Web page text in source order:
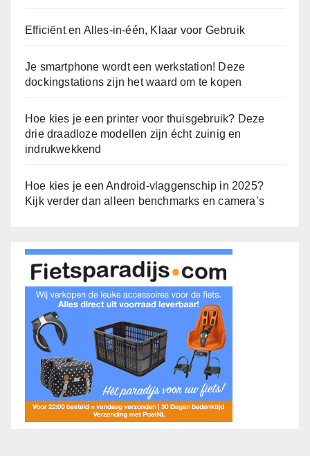
Efficiënt en Alles-in-één, Klaar voor Gebruik
Je smartphone wordt een werkstation! Deze
dockingstations zijn het waard om te kopen
Hoe kies je een printer voor thuisgebruik? Deze
drie draadloze modellen zijn écht zuinig en
indrukwekkend
Hoe kies je een Android-vlaggenschip in 2025?
Kijk verder dan alleen benchmarks en camera’s